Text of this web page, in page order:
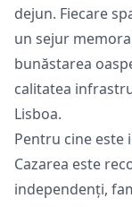
dejun. Fiecare
un sejur
bunăstarea
calitatea
Lisboa.
Pentru cine este
Cazarea este
independenți,